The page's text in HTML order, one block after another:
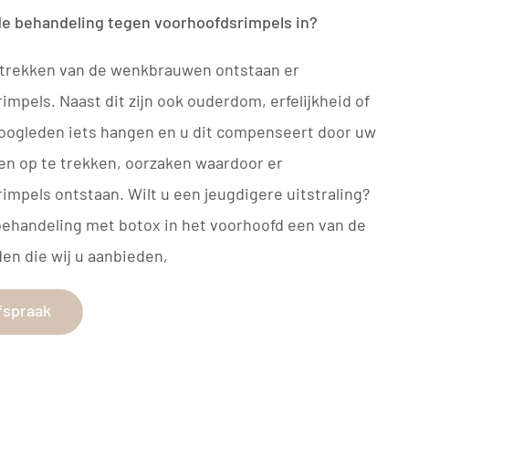
behandeling tegen voorhoofdsrimpels in?
van de wenkbrauwen ontstaan er
Naast dit zijn ook ouderdom, erfelijkheid of
iets hangen en u dit compenseert door uw
op te trekken, oorzaken waardoor er
ontstaan. Wilt u een jeugdigere uitstraling?
met botox in het voorhoofd een van de
die wij u aanbieden,